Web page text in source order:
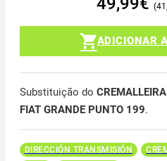
ADICIONAR
Substituição do
FIAT GRANDE PUNTO 199.
DIRECCIÓN TRANSMISIÓN